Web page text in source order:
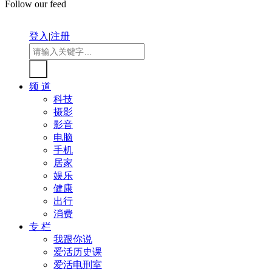
Follow our feed
登入|注册
频 道
科技
摄影
影音
电脑
手机
居家
娱乐
健康
出行
消费
专 栏
我跟你说
爱活历史课
爱活电刑室